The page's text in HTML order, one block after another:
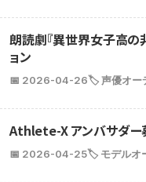
朗読劇『異世界女子高の
ョン
📅 2026-04-26🏷️ 声優オー
Athlete-X アンバサダー
📅 2026-04-25🏷️ モデルオ